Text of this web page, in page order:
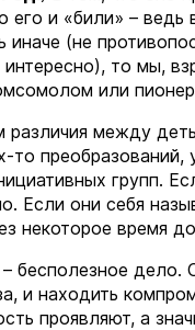
его и «били» – ведь
иначе (не
то мы,
или
различия между
то
групп.
Если они себя
некоторое время
бесполезное
и находить
проявляют, а